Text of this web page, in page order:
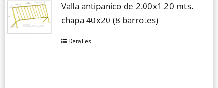
Valla antipanico de 2.00x1.20 mts.
chapa 40x20 (8 barrotes)
Detalles